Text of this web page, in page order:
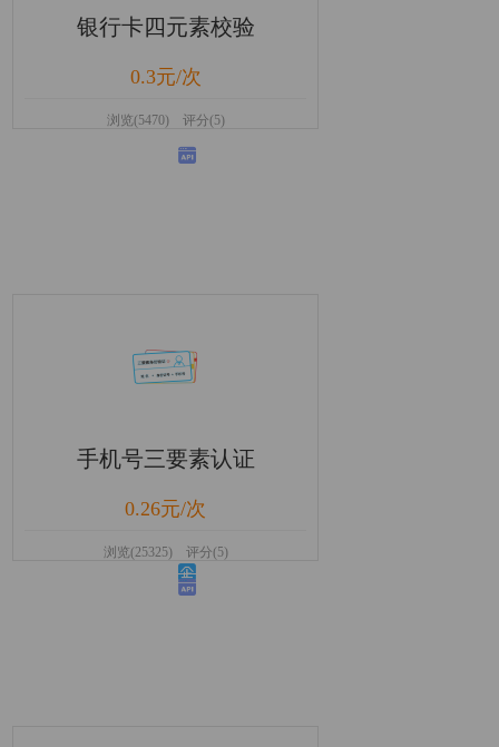
银行卡四元素校验
0.3元/次
浏览(5470) 评分(5)
手机号三要素认证
0.26元/次
浏览(25325) 评分(5)